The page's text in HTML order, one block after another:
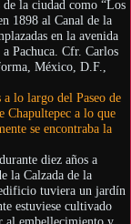
la ciudad como “Los
1898 al Canal de la
en la avenida
Pachuca. Cfr. Carlos
México, D.F.,
lo largo del Paseo de
Chapultepec a lo que
se encontraba la
diez años a
la Calzada de la
tuviera un jardín
estuviese cultivado